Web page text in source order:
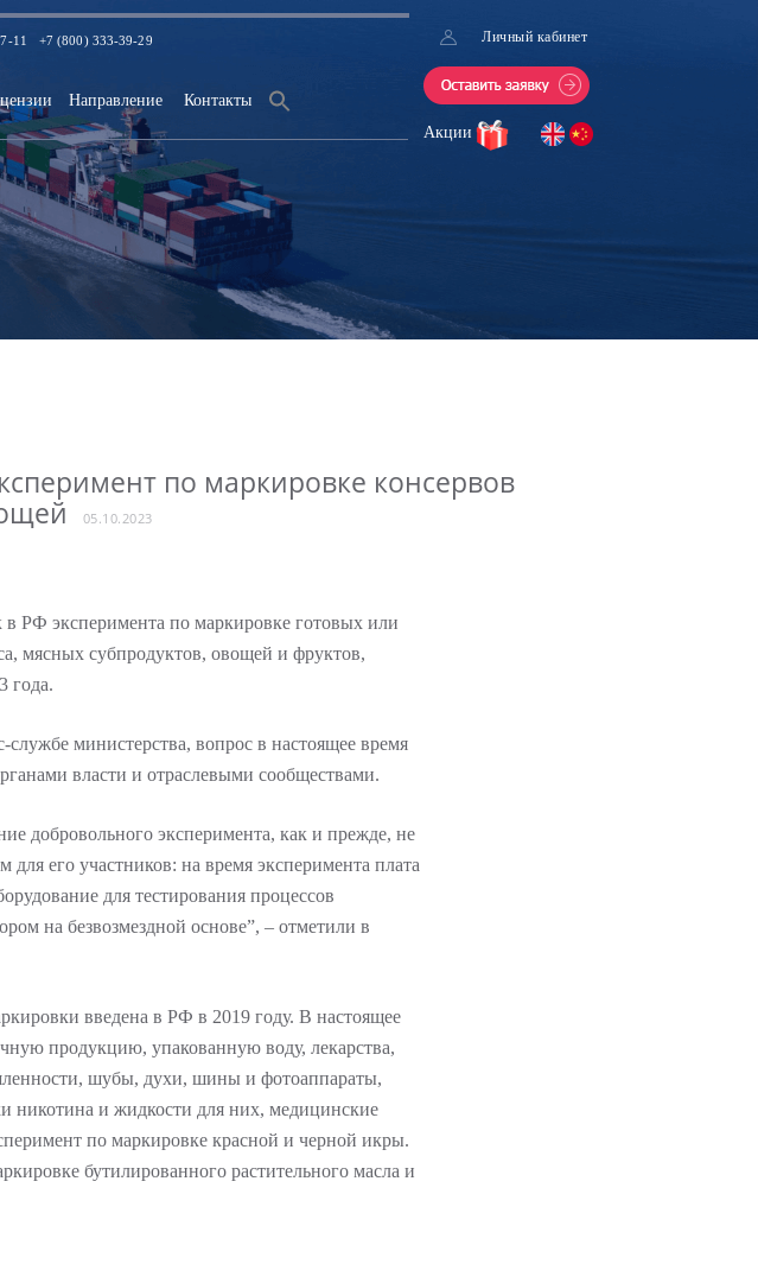
11 +7 (800) 333-39-29
Направление Контакты
Личный кабинет
Акции
по маркировке консервов
05.10.2023
РФ эксперимента по маркировке готовых или
мясных субпродуктов, овощей и фруктов,
года.
министерства, вопрос в настоящее время
власти и отраслевыми сообществами.
добровольного эксперимента, как и прежде, не
для его участников: на время эксперимента плата
для тестирования процессов
на безвозмездной основе”, – отметили в
введена в РФ в 2019 году. В настоящее
продукцию, упакованную воду, лекарства,
шубы, духи, шины и фотоаппараты,
никотина и жидкости для них, медицинские
по маркировке красной и черной икры.
бутилированного растительного масла и